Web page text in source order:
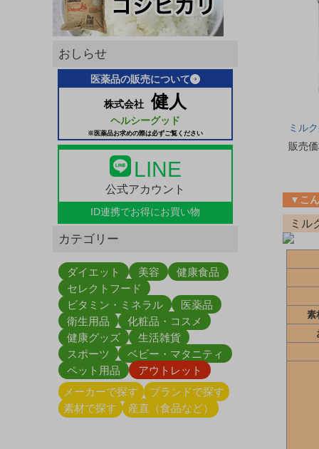
おしらせ
医薬品の販売について
株式会社 健人
ヘルシーグッド
※医薬品お求めの際は必ずご覧ください
LINE
公式アカウント
ID連携でお得にお買い物
カテゴリー
ダイエット 美容
健康食品
セレクトフード
ビタミン・ミネラル
医薬品
衛生用品
化粧品・コスメ
健康グッズ
生活雑貨
スポーツ
ベビー・マタニティ
ペット用品
アウトレット
メーカーで探す
ブランドで探す
素材で探す
産直（食品など）
ミル
販売
▼こ
ミル
素